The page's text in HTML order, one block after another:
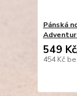
Pánská
549 Kč
454 Kč